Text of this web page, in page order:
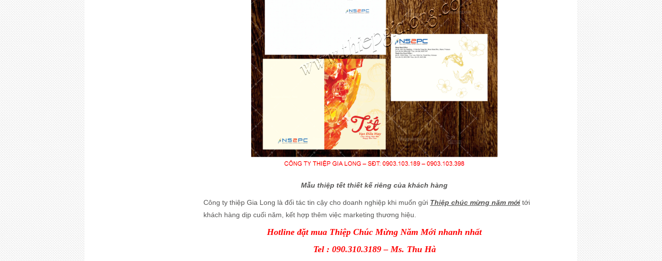
Mẫu thiệp tết thiết kế riêng của khách hàng
Công ty thiệp Gia Long là đối tác tin cậy cho doanh nghiệp khi muốn gửi Thiệp chúc mừng năm mới tới
khách hàng dịp cuối năm, kết hợp thêm việc marketing thương hiệu.
Hotline đặt mua Thiệp Chúc Mừng Năm Mới nhanh nhất
Tel : 090.310.3189 – Ms. Thu Hà